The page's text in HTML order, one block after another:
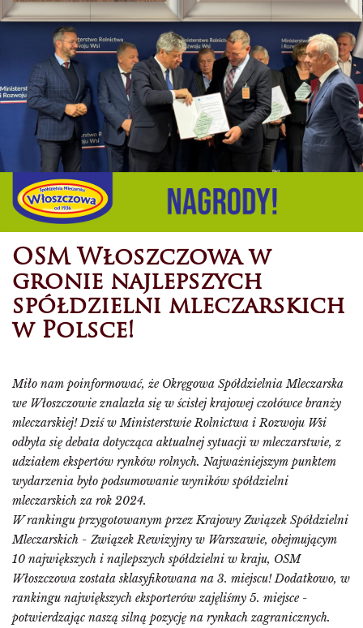
OSM Włoszczowa w
gronie najlepszych
spółdzielni mleczarskich
w Polsce!
Miło nam poinformować, że Okręgowa Spółdzielnia Mleczarska
we Włoszczowie znalazła się w ścisłej krajowej czołówce branży
mleczarskiej! Dziś w Ministerstwie Rolnictwa i Rozwoju Wsi
odbyła się debata dotycząca aktualnej sytuacji w mleczarstwie, z
udziałem ekspertów rynków rolnych. Najważniejszym punktem
wydarzenia było podsumowanie wyników spółdzielni
mleczarskich za rok 2024.
W rankingu przygotowanym przez Krajowy Związek Spółdzielni
Mleczarskich - Związek Rewizyjny w Warszawie, obejmującym
10 największych i najlepszych spółdzielni w kraju, OSM
Włoszczowa została sklasyfikowana na 3. miejscu! Dodatkowo, w
rankingu największych eksporterów zajęliśmy 5. miejsce -
potwierdzając naszą silną pozycję na rynkach zagranicznych.